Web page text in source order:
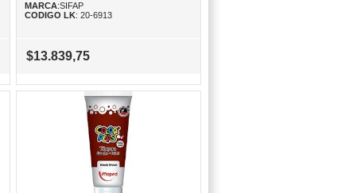
MARCA:SIFAP
CODIGO LK: 20-6913
$13.839,75